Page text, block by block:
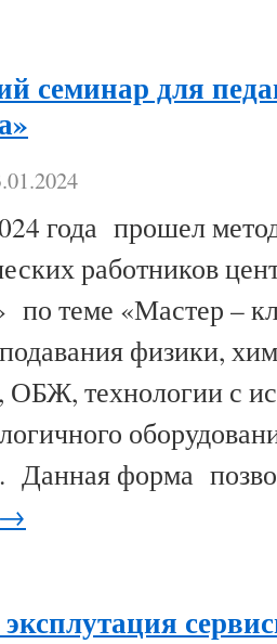
семинар для
года прошел
работников
по теме «Мастер –
физики,
технологии с
Данная форма
→